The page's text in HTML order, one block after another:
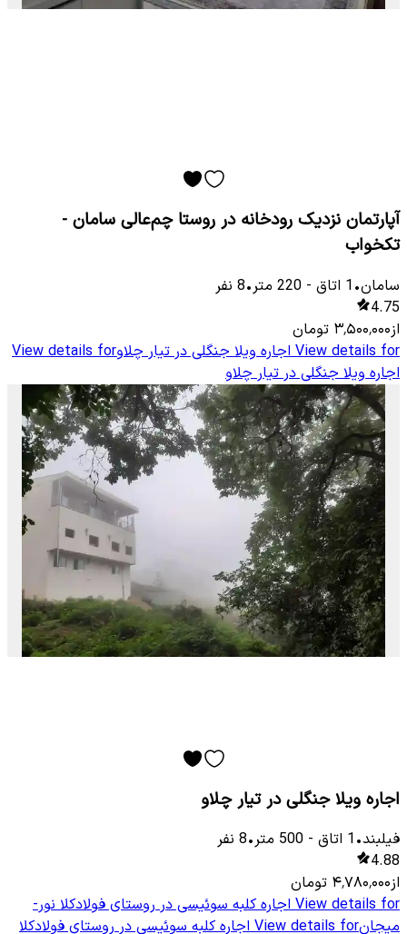
آپارتمان نزدیک رودخانه در روستا چم‌عالی سامان -
تکخواب
سامان•
1 اتاق -
220 متر•
8 نفر
4.75
از۳٬۵۰۰٬۰۰۰ تومان
View details for اجاره ویلا جنگلی در تیار چلاوView details for
اجاره ویلا جنگلی در تیار چلاو
اجاره ویلا جنگلی در تیار چلاو
فیلبند•
1 اتاق -
500 متر•
8 نفر
4.88
از۴٬۷۸۰٬۰۰۰ تومان
View details for اجاره کلبه سوئیسی در روستای فولادکلا نور-
میجانView details for اجاره کلبه سوئیسی در روستای فولادکلا